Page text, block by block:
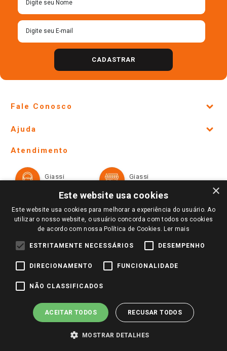
CADASTRAR
Fale Conosco
Lojas Físicas e Horários
Ofertas
Televendas
Notícias
Perguntas frequentes
Identidade Visual
Ajuda
Formas de Pagamento
Trocas e Devoluções
Atendimento
Giassi
Giassi
Redes Sociais
Pagamento e Segurança
×
Este website usa cookies
Este website usa cookies para melhorar a experiência do usuário. Ao
utilizar o nosso website, o usuário concorda com todos os cookies
de acordo com nossa Política de Cookies. Ler mais
ESTRITAMENTE NECESSÁRIOS DESEMPENHO
DIRECIONAMENTO FUNCIONALIDADE
NÃO CLASSIFICADOS
ACEITAR TODOS RECUSAR TODOS
MOSTRAR DETALHES